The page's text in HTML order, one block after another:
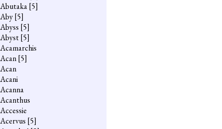
Abutaka[5]
Aby[5]
Abyss [5]
Abyst[5]
Acamarchis
Acan[5]
Acan
Acani
Acanna
Acanthus
Accessie
Acervus [5]